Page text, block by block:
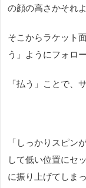
の顔の高さかそれ
そこからラケット
う」ようにフォロ
「払う」ことで、
「しっかりスピン
して低い位置にセ
に振り上げてしま